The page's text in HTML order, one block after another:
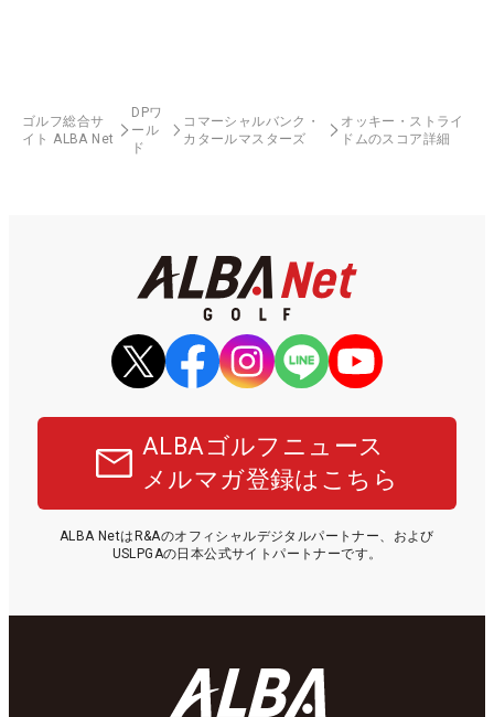
ゴルフ総合サ
イト ALBA Net
DPワ
ール
ド
コマーシャルバンク・
カタールマスターズ
オッキー・ストライ
ドムのスコア詳細
ALBAゴルフニュース
メルマガ登録はこちら
ALBA NetはR&Aのオフィシャルデジタルパートナー、および
USLPGAの日本公式サイトパートナーです。